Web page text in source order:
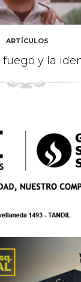
ARTÍCULOS
fuego y la